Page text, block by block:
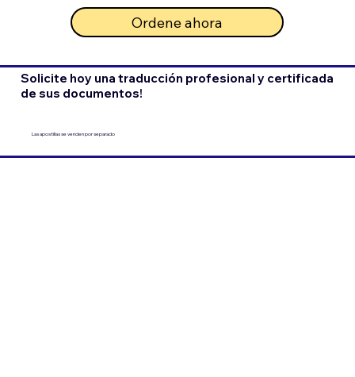
Ordene ahora
Solicite hoy una traducción profesional y certificada
de sus documentos!
Las apostillas se venden por separado